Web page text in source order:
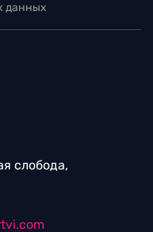
данных
слобода,